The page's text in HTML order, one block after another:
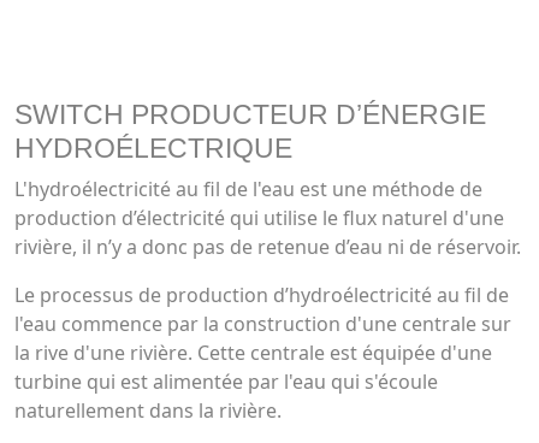
SWITCH PRODUCTEUR D’ÉNERGIE
HYDROÉLECTRIQUE
L'hydroélectricité au fil de l'eau est une méthode de
production d’électricité qui utilise le flux naturel d'une
rivière, il n’y a donc pas de retenue d’eau ni de réservoir.
Le processus de production d’hydroélectricité au fil de
l'eau commence par la construction d'une centrale sur
la rive d'une rivière. Cette centrale est équipée d'une
turbine qui est alimentée par l'eau qui s'écoule
naturellement dans la rivière.